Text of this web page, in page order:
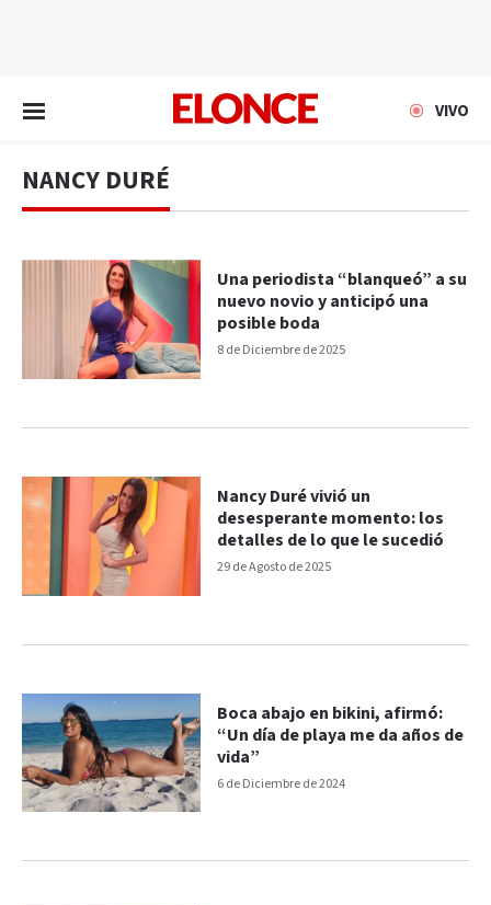
VIVO
NANCY DURÉ
8 de Diciembre de 2025
Una periodista “blanqueó” a su
nuevo novio y anticipó una
posible boda
29 de Agosto de 2025
Nancy Duré vivió un
desesperante momento: los
detalles de lo que le sucedió
6 de Diciembre de 2024
Boca abajo en bikini, afirmó:
“Un día de playa me da años de
vida”